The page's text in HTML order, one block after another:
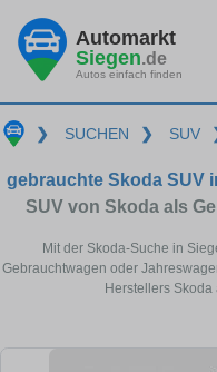
Automarkt
Siegen.de
Autos einfach finden
❯ SUCHEN ❯ SUV
gebrauchte Skoda SUV
SUV von Skoda als
Mit der Skoda-Suche in
Gebrauchtwagen oder
Herstellers Skoda